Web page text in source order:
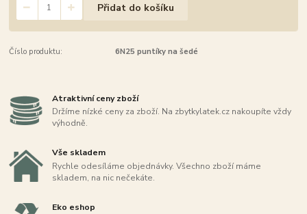
Přidat do košíku
Číslo produktu: 6N25 puntíky na šedé
Atraktivní ceny zboží
Držíme nízké ceny za zboží. Na zbytkylatek.cz nakoupíte vždy
výhodně.
Vše skladem
Rychle odesíláme objednávky. Všechno zboží máme
skladem, na nic nečekáte.
Eko eshop